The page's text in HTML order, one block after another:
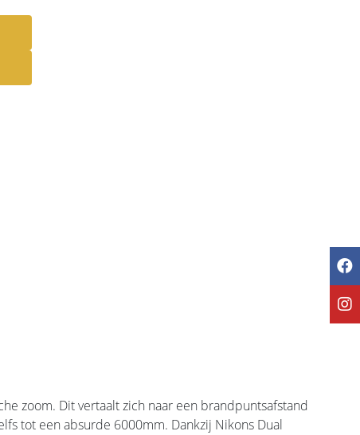
zoom. Dit vertaalt zich naar een brandpuntsafstand
tot een absurde 6000mm. Dankzij Nikons Dual